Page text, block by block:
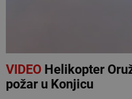
VIDEOHelikopter
požar u Konjicu